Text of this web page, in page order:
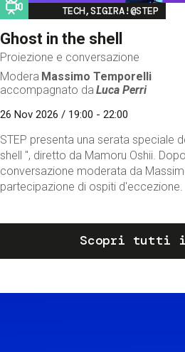
TECH,SIGIRA!@STEP
Ghost in the shell
Proiezione e conversazione
Modera Massimo Temporelli
accompagnato da Luca Perri
26 Nov 2026 / 19:00 - 22:00
STEP presenta una serata speciale
shell ", diretto da Mamoru Oshii.
conversazione moderata da
partecipazione di ospiti d'eccezione.
Scopri